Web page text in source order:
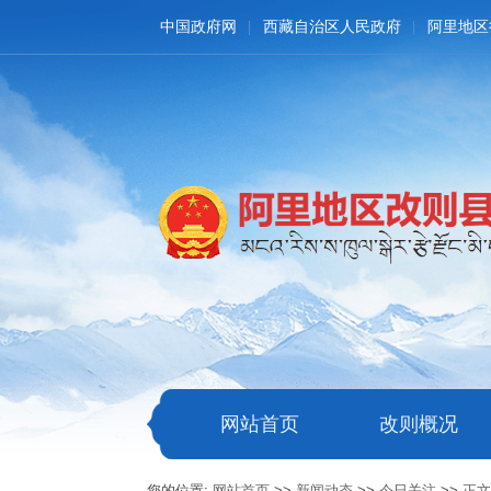
中国政府网 西藏自治区人民政府 阿里地
网站首页 改则概况